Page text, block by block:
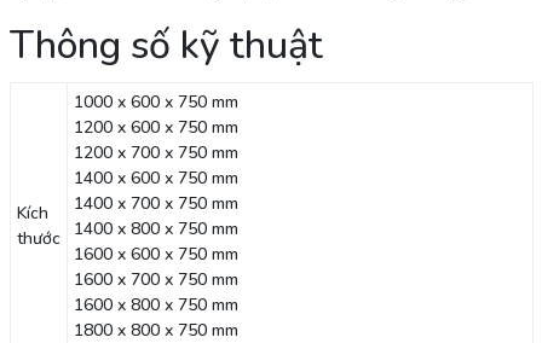
Thông số kỹ thuật
Kích
thước
1000 x 600 x 750 mm
1200 x 600 x 750 mm
1200 x 700 x 750 mm
1400 x 600 x 750 mm
1400 x 700 x 750 mm
1400 x 800 x 750 mm
1600 x 600 x 750 mm
1600 x 700 x 750 mm
1600 x 800 x 750 mm
1800 x 800 x 750 mm